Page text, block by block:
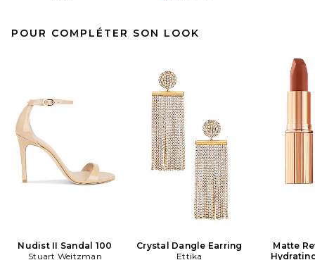
POUR COMPLÉTER SON LOOK
Nudist II Sandal 100
Stuart Weitzman
Crystal Dangle Earring
Ettika
Matte